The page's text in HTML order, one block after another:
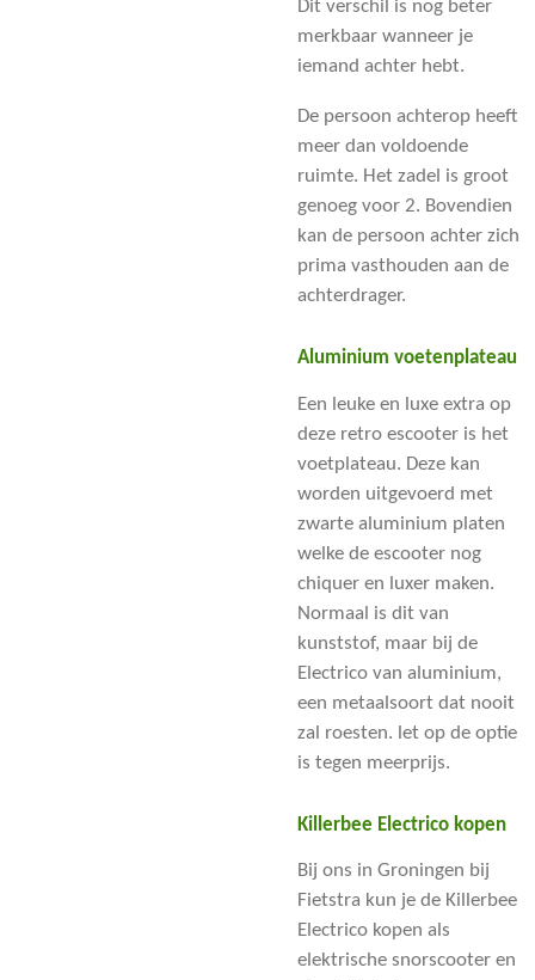
Dit verschil is nog beter
merkbaar wanneer je
iemand achter hebt.
De persoon achterop heeft
meer dan voldoende
ruimte. Het zadel is groot
genoeg voor 2. Bovendien
kan de persoon achter zich
prima vasthouden aan de
achterdrager.
Aluminium voetenplateau
Een leuke en luxe extra op
deze retro escooter is het
voetplateau. Deze kan
worden uitgevoerd met
zwarte aluminium platen
welke de escooter nog
chiquer en luxer maken.
Normaal is dit van
kunststof, maar bij de
Electrico van aluminium,
een metaalsoort dat nooit
zal roesten. let op de optie
is tegen meerprijs.
Killerbee Electrico kopen
Bij ons in Groningen bij
Fietstra kun je de Killerbee
Electrico kopen als
elektrische snorscooter en